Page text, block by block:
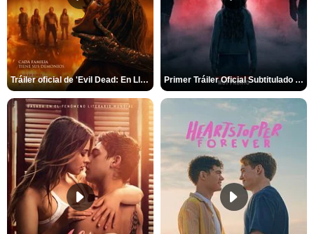
Tráiler oficial de 'Evil Dead: En Llamas' Primer Tráiler Oficial Subtitulado de 'La Noche Del Demonio: Están Entre Nosotros'